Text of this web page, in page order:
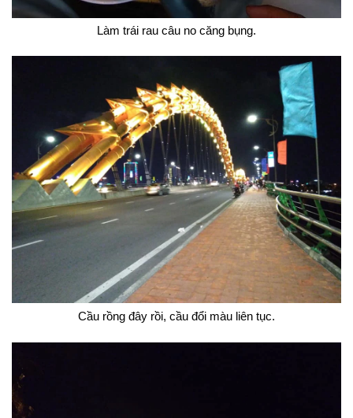
Làm trái rau câu no căng bụng.
Cầu rồng đây rồi, cầu đổi màu liên tục.